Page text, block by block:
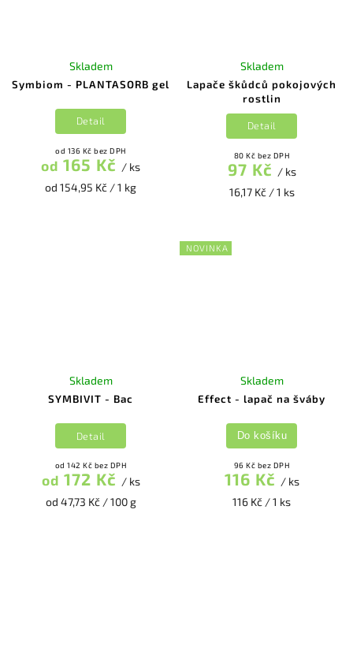
Symbiom - PLANTASORB gel
Skladem
od 136 Kč bez DPH
od 165 Kč / ks
od 154,95 Kč / 1 kg
Detail
Lapače škůdců pokojových
rostlin
Skladem
80 Kč bez DPH
97 Kč / ks
16,17 Kč / 1 ks
Detail
SYMBIVIT - Bac
Skladem
od 142 Kč bez DPH
od 172 Kč / ks
od 47,73 Kč / 100 g
Detail
NOVINKA
Effect - lapač na šváby
Skladem
96 Kč bez DPH
116 Kč / ks
116 Kč / 1 ks
Do košíku